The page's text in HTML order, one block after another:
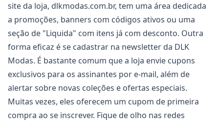
site da loja, dlkmodas.com.br, tem uma área dedicada
a promoções, banners com códigos ativos ou uma
seção de "Liquida" com itens já com desconto. Outra
forma eficaz é se cadastrar na newsletter da DLK
Modas. É bastante comum que a loja envie cupons
exclusivos para os assinantes por e-mail, além de
alertar sobre novas coleções e ofertas especiais.
Muitas vezes, eles oferecem um cupom de primeira
compra ao se inscrever. Fique de olho nas redes